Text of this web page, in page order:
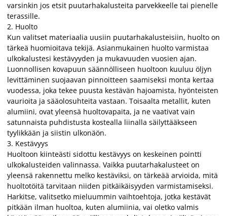
varsinkin jos etsit puutarhakalusteita parvekkeelle tai pienelle
terassille.
2. Huolto
Kun valitset materiaalia uusiin puutarhakalusteisiin, huolto on
tärkeä huomioitava tekijä. Asianmukainen huolto varmistaa
ulkokalustesi kestävyyden ja mukavuuden vuosien ajan.
Luonnollisen kovapuun säännölliseen huoltoon kuuluu öljyn
levittäminen suojaavan pinnoitteen saamiseksi monta kertaa
vuodessa, joka tekee puusta kestävän hajoamista, hyönteisten
vaurioita ja sääolosuhteita vastaan. Toisaalta metallit, kuten
alumiini, ovat yleensä huoltovapaita, ja ne vaativat vain
satunnaista puhdistusta kostealla liinalla säilyttääkseen
tyylikkään ja siistin ulkonäön.
3. Kestävyys
Huoltoon kiinteästi sidottu kestävyys on keskeinen pointti
ulkokalusteiden valinnassa. Vaikka puutarhakalusteet on
yleensä rakennettu melko kestäviksi, on tärkeää arvioida, mitä
huoltotöitä tarvitaan niiden pitkäikäisyyden varmistamiseksi.
Harkitse, valitsetko mieluummin vaihtoehtoja, jotka kestävät
pitkään ilman huoltoa, kuten alumiinia, vai oletko valmis